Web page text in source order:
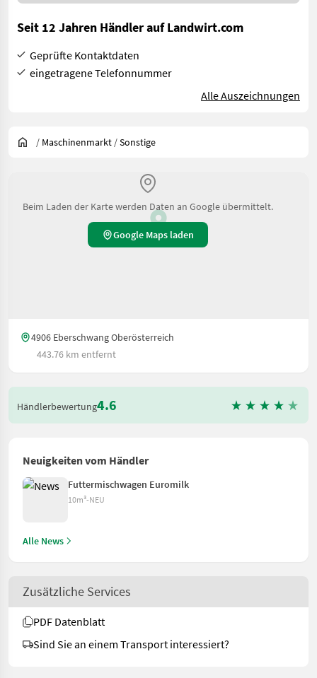
Seit 12 Jahren Händler auf Landwirt.com
Geprüfte Kontaktdaten
eingetragene Telefonnummer
Alle Auszeichnungen
/ Maschinenmarkt /Sonstige
Beim Laden der Karte werden Daten an Google übermittelt.
Google Maps laden
4906 Eberschwang Oberösterreich
443.76 km entfernt
Händlerbewertung4.6
Neuigkeiten vom Händler
Futtermischwagen Euromilk
10m³-NEU
Alle News
Zusätzliche Services
PDF Datenblatt
Sind Sie an einem Transport interessiert?